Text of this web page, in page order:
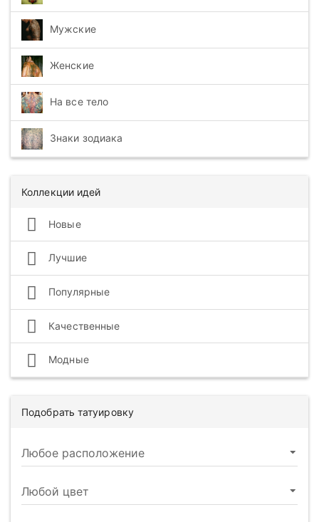
Мужские
Женские
На все тело
Знаки зодиака
Коллекции идей
Новые
Лучшие
Популярные
Качественные
Модные
Подобрать татуировку